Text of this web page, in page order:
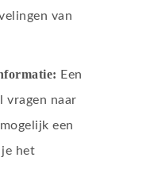
van
Een
vragen naar
een
het